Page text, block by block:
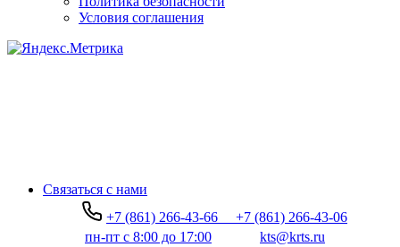
Условия соглашения
Связаться с нами
+7 (861) 266-43-66
+7 (861) 266-43-06
пн-пт с 8:00 до 17:00
kts@krts.ru